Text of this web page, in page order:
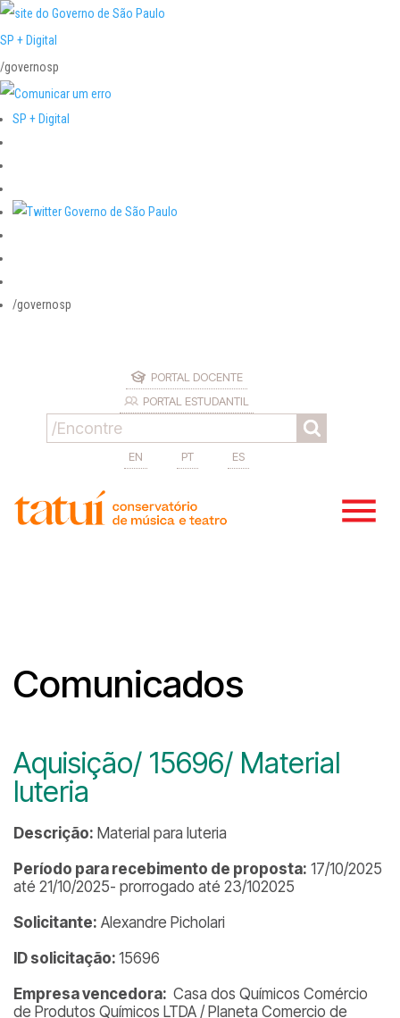
SP + Digital
/governosp
SP + Digital
/governosp
PORTAL DOCENTE
PORTAL ESTUDANTIL
EN PT ES
Comunicados
Aquisição/ 15696/ Material
luteria
Descrição: Material para luteria
Período para recebimento de proposta: 17/10/2025
até 21/10/2025- prorrogado até 23/102025
Solicitante: Alexandre Picholari
ID solicitação: 15696
Empresa vencedora: Casa dos Químicos Comércio
de Produtos Químicos LTDA / Planeta Comercio de